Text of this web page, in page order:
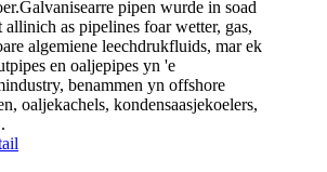
pipen wurde in soad
allinich as pipelines foar wetter, gas,
algemiene leechdrukfluids, mar ek
en oaljepipes yn 'e
benammen yn offshore
oaljekachels, kondensaasjekoelers,